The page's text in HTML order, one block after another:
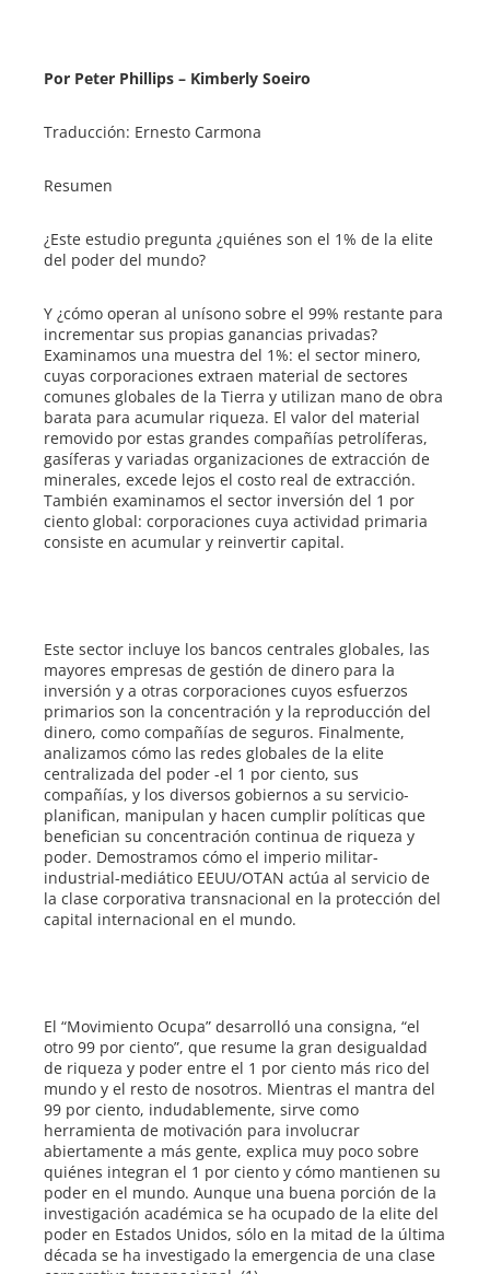
Por Peter Phillips – Kimberly Soeiro
Traducción: Ernesto Carmona
Resumen
¿Este estudio pregunta ¿quiénes son el 1% de la elite
del poder del mundo?
Y ¿cómo operan al unísono sobre el 99% restante para
incrementar sus propias ganancias privadas?
Examinamos una muestra del 1%: el sector minero,
cuyas corporaciones extraen material de sectores
comunes globales de la Tierra y utilizan mano de obra
barata para acumular riqueza. El valor del material
removido por estas grandes compañías petrolíferas,
gasíferas y variadas organizaciones de extracción de
minerales, excede lejos el costo real de extracción.
También examinamos el sector inversión del 1 por
ciento global: corporaciones cuya actividad primaria
consiste en acumular y reinvertir capital.
Este sector incluye los bancos centrales globales, las
mayores empresas de gestión de dinero para la
inversión y a otras corporaciones cuyos esfuerzos
primarios son la concentración y la reproducción del
dinero, como compañías de seguros. Finalmente,
analizamos cómo las redes globales de la elite
centralizada del poder -el 1 por ciento, sus
compañías, y los diversos gobiernos a su servicio-
planifican, manipulan y hacen cumplir políticas que
benefician su concentración continua de riqueza y
poder. Demostramos cómo el imperio militar-
industrial-mediático EEUU/OTAN actúa al servicio de
la clase corporativa transnacional en la protección del
capital internacional en el mundo.
El “Movimiento Ocupa” desarrolló una consigna, “el
otro 99 por ciento”, que resume la gran desigualdad
de riqueza y poder entre el 1 por ciento más rico del
mundo y el resto de nosotros. Mientras el mantra del
99 por ciento, indudablemente, sirve como
herramienta de motivación para involucrar
abiertamente a más gente, explica muy poco sobre
quiénes integran el 1 por ciento y cómo mantienen su
poder en el mundo. Aunque una buena porción de la
investigación académica se ha ocupado de la elite del
poder en Estados Unidos, sólo en la mitad de la última
década se ha investigado la emergencia de una clase